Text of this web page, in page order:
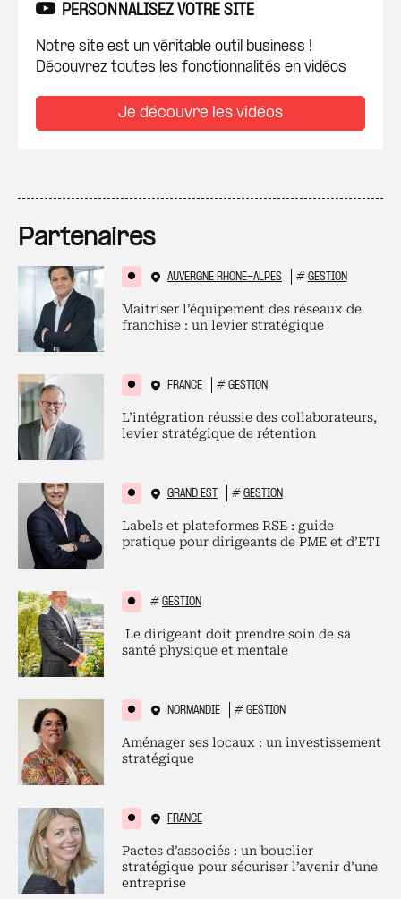
PERSONNALISEZ VOTRE SITE
Notre site est un véritable outil business !
Découvrez toutes les fonctionnalités en vidéos
Je découvre les vidéos
Partenaires
AUVERGNE RHÔNE-ALPES # GESTION
Maitriser l’équipement des réseaux de
franchise : un levier stratégique
FRANCE # GESTION
L’intégration réussie des collaborateurs,
levier stratégique de rétention
GRAND EST # GESTION
Labels et plateformes RSE : guide
pratique pour dirigeants de PME et d’ETI
# GESTION
Le dirigeant doit prendre soin de sa
santé physique et mentale
NORMANDIE # GESTION
Aménager ses locaux : un investissement
stratégique
FRANCE
Pactes d’associés : un bouclier
stratégique pour sécuriser l’avenir d’une
entreprise